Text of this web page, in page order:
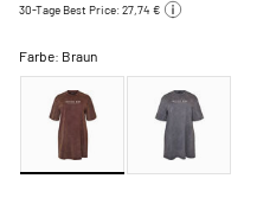
30-Tage Best Price: 27,74 €
Farbe: Braun